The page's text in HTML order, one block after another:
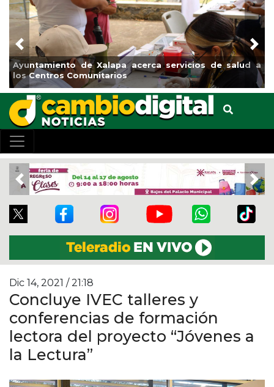
Ayuntamiento de Xalapa acerca servicios de salud a
los Centros Comunitarios
Previous
Previous
Dic 14, 2021 / 21:18
Concluye IVEC talleres y
conferencias de formación
lectora del proyecto “Jóvenes a
la Lectura”